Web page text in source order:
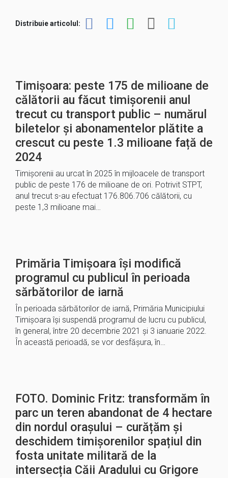
Distribuie articolul:
Timișoara: peste 175 de milioane de
călătorii au făcut timișorenii anul
trecut cu transport public – numărul
biletelor și abonamentelor plătite a
crescut cu peste 1.3 milioane față de
2024
Timișorenii au urcat în 2025 în mijloacele de transport
public de peste 176 de milioane de ori. Potrivit STPT,
anul trecut s-au efectuat 176.806.706 călătorii, cu
peste 1,3 milioane mai…
Primăria Timișoara își modifică
programul cu publicul în perioada
sărbătorilor de iarnă
În perioada sărbătorilor de iarnă, Primăria Municipiului
Timişoara îşi suspendă programul de lucru cu publicul,
în general, între 20 decembrie 2021 şi 3 ianuarie 2022.
În această perioadă, se vor desfășura, în…
FOTO. Dominic Fritz: transformăm în
parc un teren abandonat de 4 hectare
din nordul orașului – curățăm și
deschidem timișorenilor spațiul din
fosta unitate militară de la
intersecția Căii Aradului cu Grigore